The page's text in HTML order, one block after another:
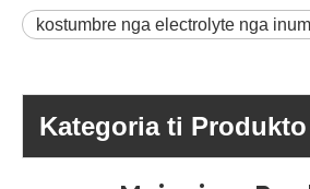
kostumbre nga electrolyte nga
Kategoria ti Produkto